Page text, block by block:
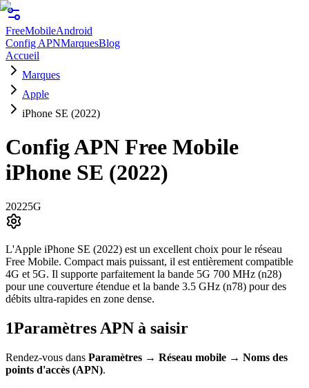
FreeMobileAndroid
Config APNMarquesBlog
Accueil
Marques
Apple
iPhone SE (2022)
Config APN Free Mobile
iPhone SE (2022)
20225G
L'Apple iPhone SE (2022) est un excellent choix pour le réseau
Free Mobile. Compact mais puissant, il est entièrement compatible
4G et 5G. Il supporte parfaitement la bande 5G 700 MHz (n28)
pour une couverture étendue et la bande 3.5 GHz (n78) pour des
débits ultra-rapides en zone dense.
1Paramètres APN à saisir
Rendez-vous dans Paramètres → Réseau mobile → Noms des
points d'accès (APN).